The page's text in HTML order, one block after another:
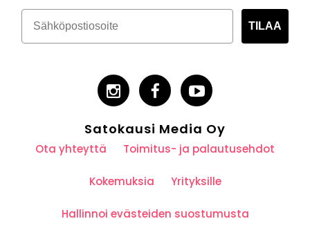
TILAA
Satokausi Media Oy
Ota yhteyttä Toimitus- ja palautusehdot
Kokemuksia Yrityksille
Hallinnoi evästeiden suostumusta